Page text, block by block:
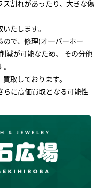
割れがあったり、大きな傷
たします｡
で、修理(オーバーホー
減が可能なため、 その分他
｡
取しております。
に高価買取となる可能性